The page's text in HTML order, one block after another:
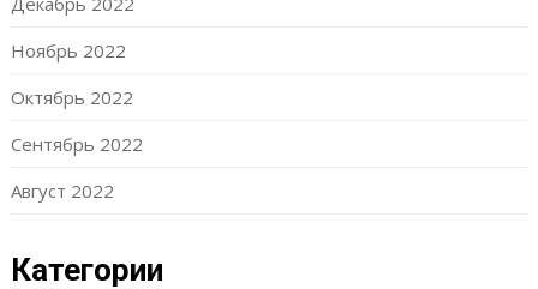
Ноябрь 2022
Октябрь 2022
Сентябрь 2022
Август 2022
Категории